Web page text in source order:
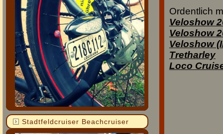
Stadtfeldcruiser Beachcruiser
Ordentlich
Veloshow
Veloshow
Veloshow
Tretharley
Loco